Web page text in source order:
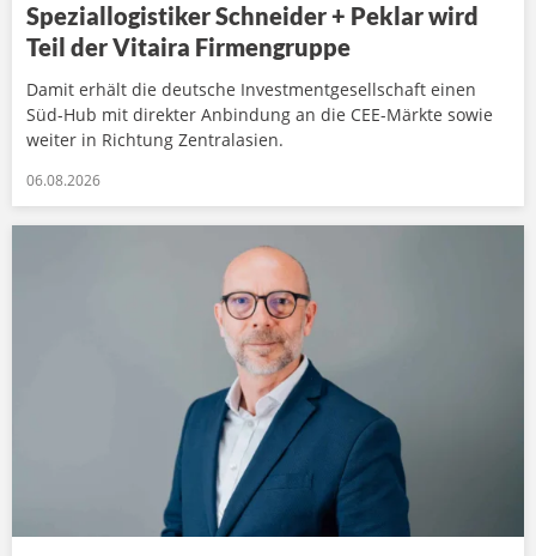
Speziallogistiker Schneider + Peklar wird
Teil der Vitaira Firmengruppe
Damit erhält die deutsche Investmentgesellschaft einen
Süd-Hub mit direkter Anbindung an die CEE-Märkte sowie
weiter in Richtung Zentralasien.
06.08.2026